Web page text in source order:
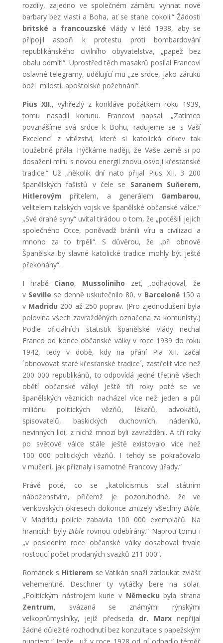
rozdíly, zajedno ve společném záměru vyhnat nové
barbary bez vlasti a Boha, ať se stane cokoli.“ Žádosti
britské a francouzské vlády v létě 1938, aby se
připojil aspoň k protestu proti bombardování
republikánského civilního obyvatelstva, „papež bez
obalu odmítl“. Uprostřed těch masakrů posílal Francovi
oslavné telegramy, udělující mu „ze srdce, jako záruku
boží milosti, apoštolské požehnání“.
Pius XII., vyhřezlý z konkláve počátkem roku 1939,
tomu nasadil korunu. Francovi napsal: „Zatímco
povznášíme svá srdce k Bohu, radujeme se s Vaší
Excelencí z vítězství, které si katolická církev tak
toužebně přála. Hýčkáme naději, že Vaše země si po
dosažení míru s novou energií znovu osvojí křesťanské
tradice.“ Už „několik dní nato přijal Pius XII. 3 200
španělských fašistů v čele se Saranem Suňerem,
Hitlerovýmpřítelem, a generálem Gambarou,
velitelem italských vojsk ve španělské občanské válce.“
„Své drahé syny“ uvítal tirádou o tom, že „potěšili jejich
společného Otce, poněvadž bránili víru a civilizaci a
mnoho za to trpěli“. S důvěrou, že „při obnově
Španělska by slavné katolické tradice mohly být ještě
překonány“.
I hrabě Ciano, Mussoliniho zeť, „odhadoval, že
v Seville se denně uskutečnilo 80, v Barceloně 150 a
v Madridu 200 až 250 poprav. (Pro zjednodušení byla
polovina všech zavražděných označena za komunisty.)
Podle oficiálních statistik španělské vlády nechal
Franco od konce občanské války v roce 1939 do roku
1942, tedy v době, kdy na přání Pia XII. začal
´obnovovat staré křesťanské tradice´, zastřelit více než
200 000 republikánů, to odpovídá jedné třetině všech
obětí občanské války! Ještě tři roky poté se ve
španělských věznicích nacházel více než jeden a půl
miliónu politických vězňů, lékařů, advokátů,
spisovatelů, baskických duchovních, nádeníků,
nevinných lidí, z nichž mnozí byli zavražděni. A tři roky
po světové válce stále ještě existovalo více než
100 000 politických vězňů. I tehdy se pokračovalo
v mučení, jak přiznaly i samotné Francovy úřady.“
Právě poté, co se „katolicismus stal státním
náboženstvím, přičemž je pozoruhodné, že ve
venkovských okresech dokonce zmizely všechnyBible.
V Madridu policie zabavila 100 000 exemplářů. Na
hranicích bylyBiblerovnou odebírány.“ Naproti tomu i
„v posledním roce občanské války dosahoval trvale
rostoucí počet prodaných svazků 211 000“.
Románek s Hitlerem se Vatikán snaží zatloukat zvlášť
vehementně. Deschner ty vytáčky bere na solar.
„Politickým nástrojem kurie v Německubyla strana
Zentrum, svázaná se známými rýnskými
velkoprůmyslníky, jejíž předseda dr. Marxnepřijal
žádné důležité rozhodnutí bez konzultace s papežským